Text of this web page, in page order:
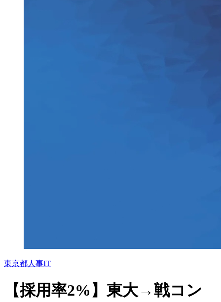
東京都人事IT
【採用率2%】東大→戦コン